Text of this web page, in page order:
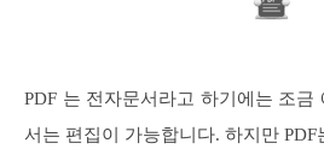
PDF 는 전자문서라고 하기에는 조금
서는 편집이 가능합니다. 하지만